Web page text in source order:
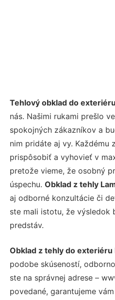
Tehlový obklad do
nás. Našimi rukami prešlo
spokojných zákazníkov a
nim pridáte aj vy. Každému
prispôsobiť a vyhovieť v
pretože vieme, že osobný
úspechu. Obklad z tehly
aj odborné konzultácie či
ste mali istotu, že výsledok
predstáv.
Obklad z tehly do exteriéru
podobe skúseností,
ste na správnej adrese –
povedané, garantujeme